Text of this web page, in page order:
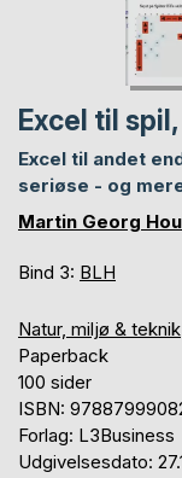
Excel til
Excel til andet
seriøse - og
Martin Georg
Bind 3: BLH
Natur, miljø & teknik
Paperback
100 sider
ISBN:
Forlag: L3Business
Udgivelsesdato: